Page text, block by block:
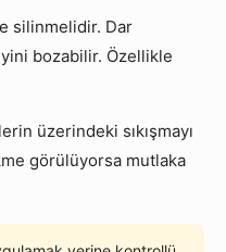
silinmelidir. Dar
bozabilir. Özellikle
üzerindeki sıkışmayı
görülüyorsa mutlaka